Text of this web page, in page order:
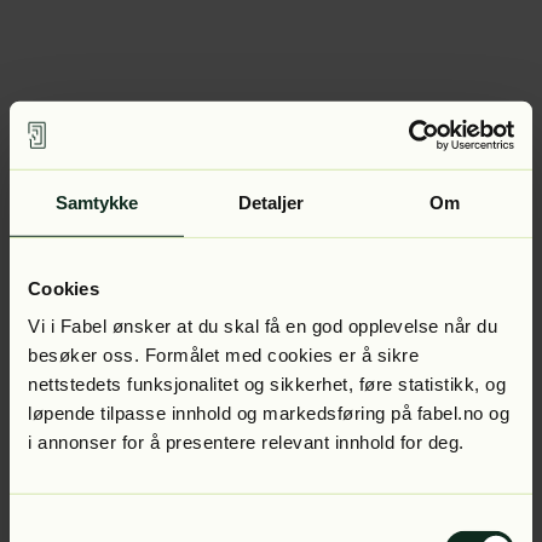
Samtykke Detaljer Om
Cookies
Vi i Fabel ønsker at du skal få en god opplevelse når du
besøker oss. Formålet med cookies er å sikre
nettstedets funksjonalitet og sikkerhet, føre statistikk, og
løpende tilpasse innhold og markedsføring på fabel.no og
i annonser for å presentere relevant innhold for deg.